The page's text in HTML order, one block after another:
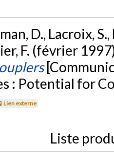
D., Lacroix,
F. (février
: Potential for
Lien externe
Liste